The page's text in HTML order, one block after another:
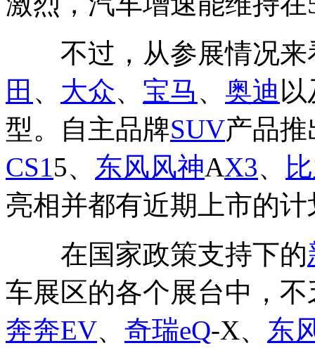
不过，从参展情况来
田 、 大众、 宝马 、 奥迪以
型。自主品牌SUV产品
CS15、 东风风神AX3、
亮相并都有近期上市的计
在国家政策支持下的
车展区的各个展台中，不
奔奔EV、 奇瑞eQ-X、 东